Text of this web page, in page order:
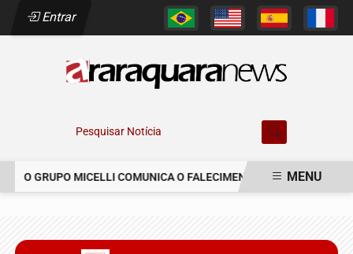
Entrar
Pesquisar Notícia
O GRUPO MICELLI COMUNICA O FALECIMENTO DO SR. MARCELO
MENU